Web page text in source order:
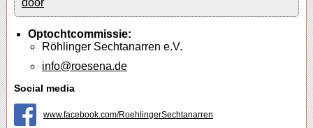
door
Optochtcommissie:
Röhlinger Sechtanarren e.V.
info@roesena.de
Social media
www.facebook.com/RoehlingerSechtanarren